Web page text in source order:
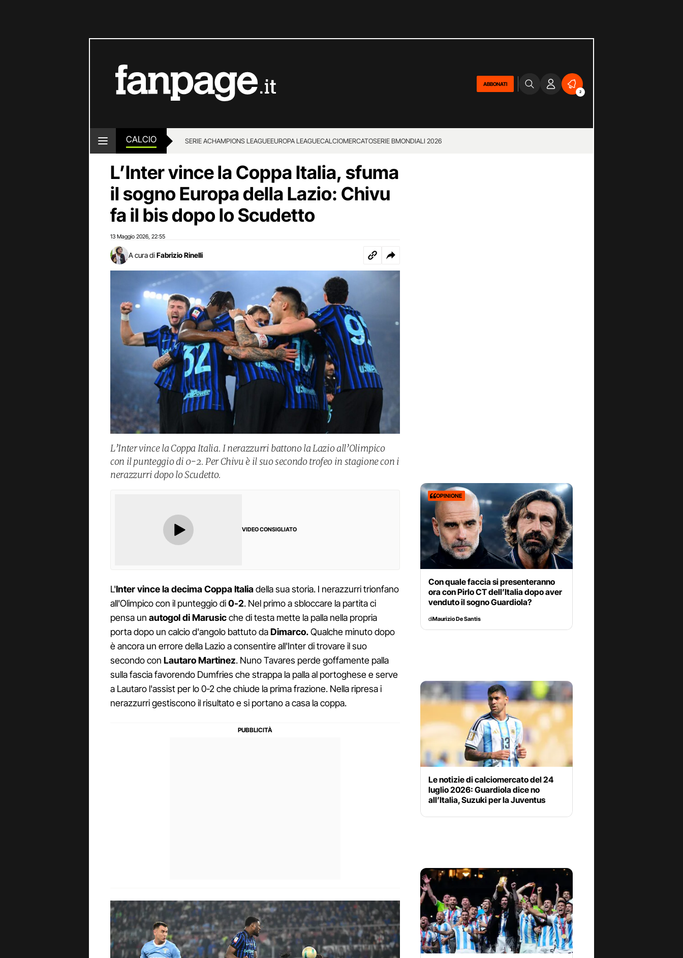
ABBONATI
2
CALCIO SERIE ACHAMPIONS LEAGUEEUROPA LEAGUECALCIOMERCATOSERIE BMONDIALI 2026
L’Inter vince la Coppa Italia, sfuma
il sogno Europa della Lazio: Chivu
fa il bis dopo lo Scudetto
13 Maggio 2026 22:55
A cura di Fabrizio Rinelli
L’Inter vince la Coppa Italia. I nerazzurri battono la Lazio all’Olimpico
con il punteggio di 0-2. Per Chivu è il suo secondo trofeo in stagione con i
nerazzurri dopo lo Scudetto.
VIDEO CONSIGLIATO
L'Inter vince la decima Coppa Italiadella sua storia. I nerazzurri trionfano
all'Olimpico con il punteggio di0-2. Nel primo a sbloccare la partita ci
pensa un autogol di Marusicche di testa mette la palla nella propria
porta dopo un calcio d'angolo battuto daDimarco.Qualche minuto dopo
è ancora un errore della Lazio a consentire all'Inter di trovare il suo
secondo con Lautaro Martinez. Nuno Tavares perde goffamente palla
sulla fascia favorendo Dumfries che strappa la palla al portoghese e serve
a Lautaro l'assist per lo 0-2 che chiude la prima frazione. Nella ripresa i
nerazzurri gestiscono il risultato e si portano a casa la coppa.
OPINIONE
Con quale faccia si presenteranno
ora con Pirlo CT dell’Italia dopo aver
venduto il sogno Guardiola?
diMaurizio De Santis
Le notizie di calciomercato del 24
luglio 2026: Guardiola dice no
all’Italia, Suzuki per la Juventus